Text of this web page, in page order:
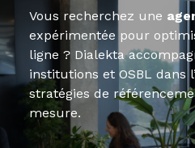
Vous recherchez une
expérimentée pour
ligne ? Dialekta
institutions et OSBL dans
stratégies de
mesure.